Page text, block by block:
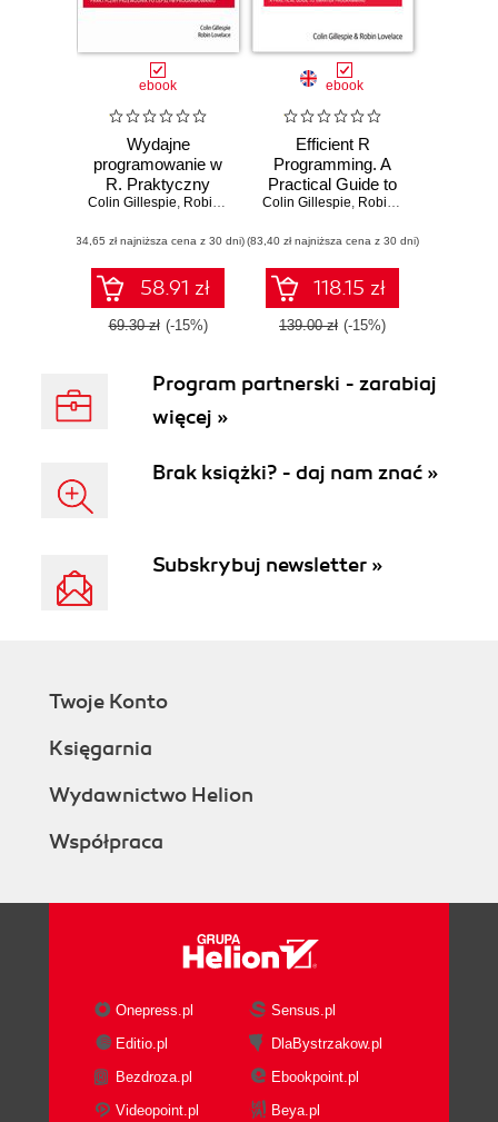
ebook
Wydajne
programowanie w
R. Praktyczny
przewodnik po
programowaniu
Colin Gillespie, Robin Lovelace
(34,65 zł najniższa cena z 30 dni)
58.91 zł
69.30 zł (-15%)
ebook
Efficient R
Programming. A
Practical Guide to
Smarter
Colin Gillespie, Robin Lovelace
(83,40 zł najniższa cena z 30 dni)
118.15 zł
139.00 zł (-15%)
Program partnerski - zarabiaj
więcej »
Brak książki? - daj nam znać »
Subskrybuj newsletter »
Twoje Konto
Księgarnia
Wydawnictwo Helion
Współpraca
Onepress.pl
Sensus.pl
Editio.pl
DlaBystrzakow.pl
Bezdroza.pl
Ebookpoint.pl
Videopoint.pl
Beya.pl